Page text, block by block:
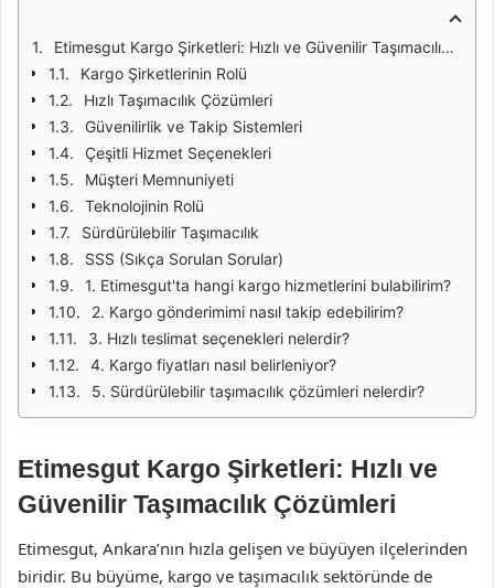
Etimesgut Kargo Şirketleri: Hızlı ve Güvenilir Taşımacılık Çözümleri
Kargo Şirketlerinin Rolü
Hızlı Taşımacılık Çözümleri
Güvenilirlik ve Takip Sistemleri
Çeşitli Hizmet Seçenekleri
Müşteri Memnuniyeti
Teknolojinin Rolü
Sürdürülebilir Taşımacılık
SSS (Sıkça Sorulan Sorular)
1. Etimesgut'ta hangi kargo hizmetlerini bulabilirim?
2. Kargo gönderimimi nasıl takip edebilirim?
3. Hızlı teslimat seçenekleri nelerdir?
4. Kargo fiyatları nasıl belirleniyor?
5. Sürdürülebilir taşımacılık çözümleri nelerdir?
Etimesgut Kargo Şirketleri: Hızlı ve
Güvenilir Taşımacılık Çözümleri
Etimesgut, Ankara’nın hızla gelişen ve büyüyen ilçelerinden
biridir. Bu büyüme, kargo ve taşımacılık sektöründe de